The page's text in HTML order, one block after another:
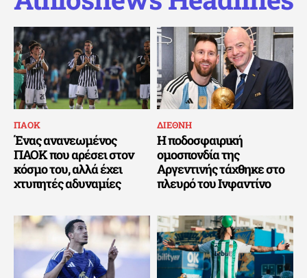
ΠΑΟΚ
Ένας ανανεωμένος
ΠΑΟΚ που αρέσει στον
κόσμο του, αλλά έχει
χτυπητές αδυναμίες
ΔΙΕΘΝΗ
Η ποδοσφαιρική
ομοσπονδία της
Αργεντινής τάχθηκε στο
πλευρό του Ινφαντίνο